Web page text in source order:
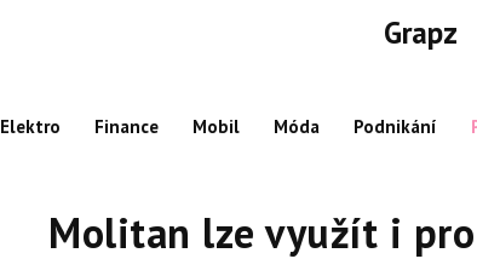
Grapz
Elektro Finance Mobil Móda Podnikání
Molitan lze využít i